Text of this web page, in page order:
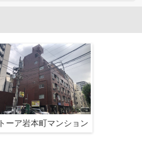
トーア岩本町マンション